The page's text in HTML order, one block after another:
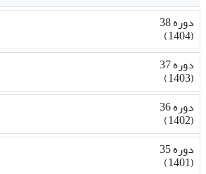
دوره 38
(1404)
دوره 37
(1403)
دوره 36
(1402)
دوره 35
(1401)